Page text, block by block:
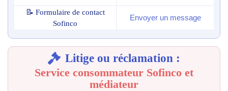
📝 Formulaire de contact
Sofinco
Envoyer un message
Litige ou réclamation :
Service consommateur Sofinco et
médiateur